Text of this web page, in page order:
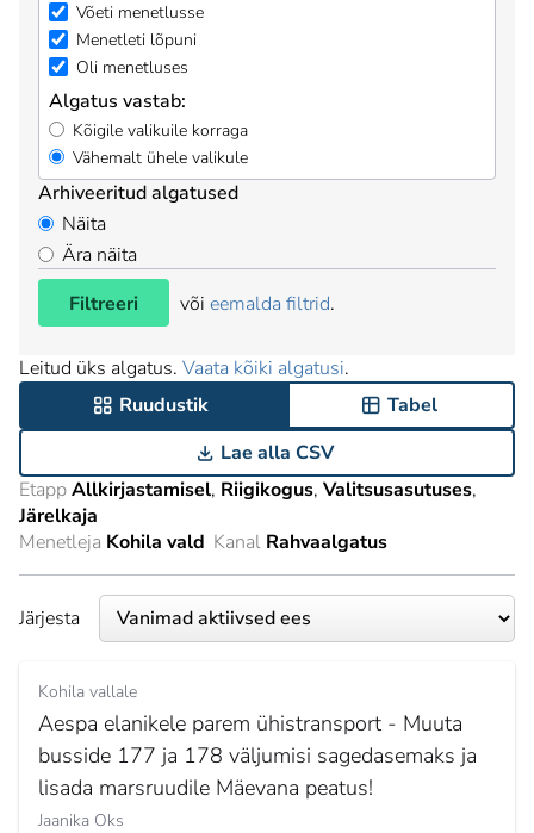
Võeti menetlusse
Menetleti lõpuni
Oli menetluses
Algatus vastab:
Kõigile valikuile korraga
Vähemalt ühele valikule
Arhiveeritud algatused
Näita
Ära näita
Filtreeri
või eemalda filtrid.
Leitud üks algatus. Vaata kõiki algatusi.
Ruudustik
Tabel
Lae alla CSV
EtappAllkirjastamisel Riigikogus Valitsusasutuses
Järelkaja
Menetleja Kohila vald Kanal Rahvaalgatus
Järjesta
Kohila vallale
Aespa elanikele parem ühistransport - Muuta
busside 177 ja 178 väljumisi sagedasemaks ja
lisada marsruudile Mäevana peatus!
Jaanika Oks